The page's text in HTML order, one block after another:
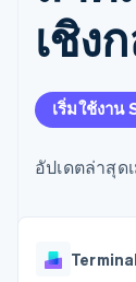
เข้าถึงได้
มากกว่า 125
Boost
ยกระดับการ
ยอมรับการ
การชำระเงิ
เชิง
เริ่มใช้งาน
อัปเดตล่าสุด
Terminal